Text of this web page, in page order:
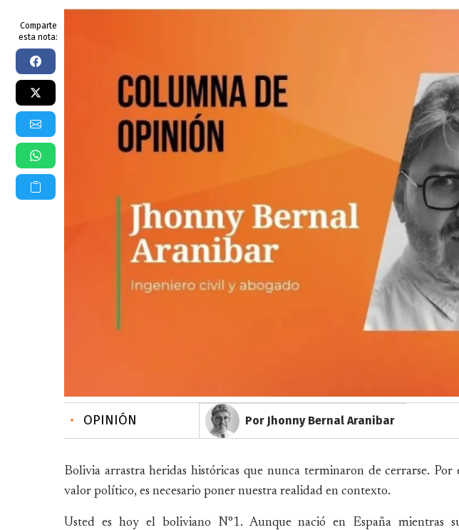
Comparte
esta nota:
• OPINIÓN Por Jhonny Bernal Aranibar
Bolivia arrastra heridas históricas que nunca terminaron de cerrarse. Por
valor político, es necesario poner nuestra realidad en contexto.
Usted es hoy el boliviano N°1. Aunque nació en España mientras